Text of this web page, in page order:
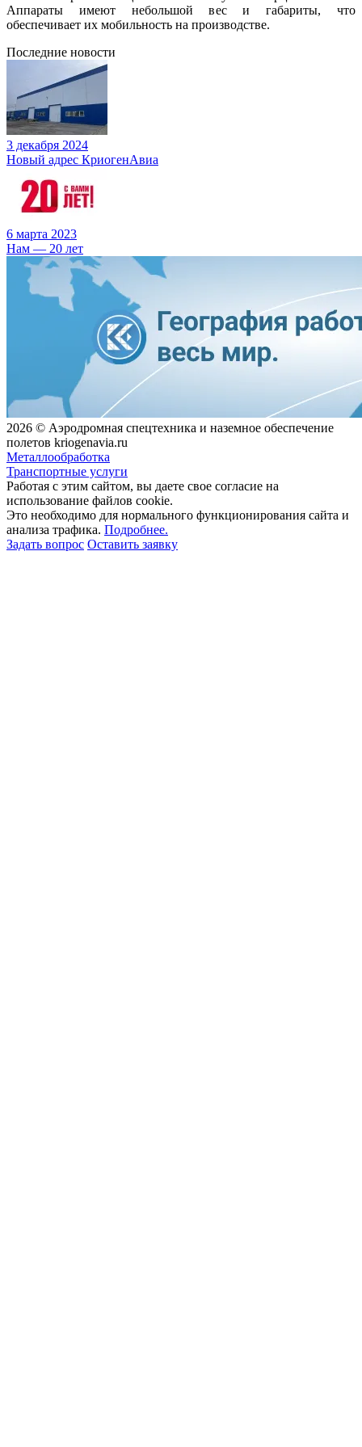
Аппараты имеют небольшой вес и габариты, что
обеспечивает их мобильность на производстве.
Последние новости
3 декабря 2024
Новый адрес КриогенАвиа
6 марта 2023
Нам — 20 лет
2026 © Аэродромная спецтехника и наземное обеспечение
полетов kriogenavia.ru
Металлообработка
Транспортные услуги
Работая с этим сайтом, вы даете свое согласие на
использование файлов cookie.
Это необходимо для нормального функционирования сайта и
анализа трафика. Подробнее.
Задать вопрос Оставить заявку